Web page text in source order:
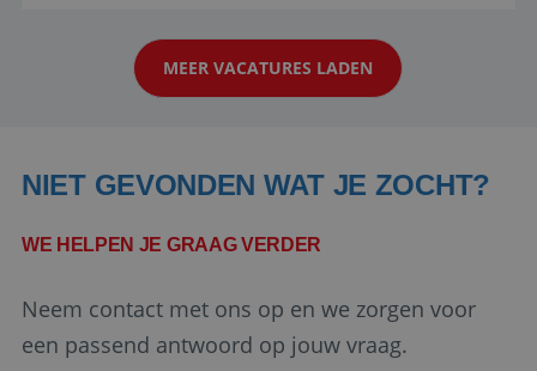
werken: of het nu gaat om vragen ...
MEER VACATURES LADEN
NIET GEVONDEN WAT JE ZOCHT?
WE HELPEN JE GRAAG VERDER
Neem contact met ons op en we zorgen voor
een passend antwoord op jouw vraag.
Google Privacy Policy